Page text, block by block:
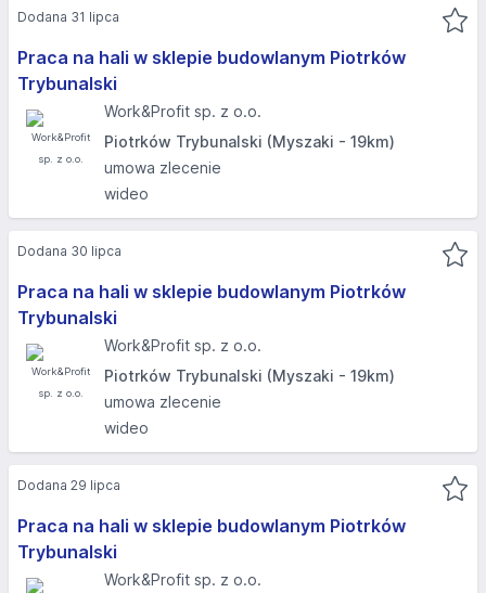
Praca na hali w sklepie budowlanym Piotrków
Trybunalski
Work&Profit sp. z o.o.
Piotrków Trybunalski (Myszaki - 19km)
umowa zlecenie
wideo
Dodana 31 lipca
Praca na hali w sklepie budowlanym Piotrków
Trybunalski
Work&Profit sp. z o.o.
Piotrków Trybunalski (Myszaki - 19km)
umowa zlecenie
wideo
Dodana 30 lipca
Praca na hali w sklepie budowlanym Piotrków
Trybunalski
Work&Profit sp. z o.o.
Dodana 29 lipca